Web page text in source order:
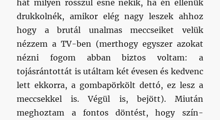
hát milyen rosszul esne nekik, ha én ellenük
drukkolnék, amikor elég nagy leszek ahhoz
hogy a brutál unalmas meccseiket velük
nézzem a TV-ben (merthogy egyszer azokat
nézni fogom abban biztos voltam: a
tojásrántottát is utáltam két évesen és kedvenc
lett ekkorra, a gombapörkölt dettó, ez lesz a
meccsekkel is. Végül is, bejött). Miután
meghoztam a fontos döntést, hogy szín-